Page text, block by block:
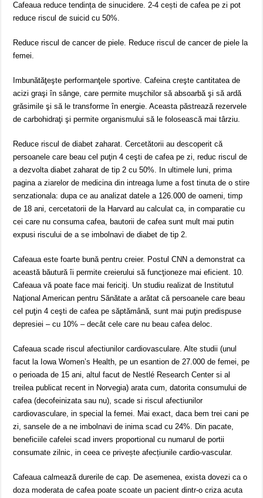
Cafeaua reduce tendința de sinucidere. 2-4 cești de cafea pe zi pot
reduce riscul de suicid cu 50%.
Reduce riscul de cancer de piele. Reduce riscul de cancer de piele la
femei.
Imbunătăţeşte performanţele sportive. Cafeina creşte cantitatea de
acizi graşi în sânge, care permite muşchilor să absoarbă şi să ardă
grăsimile şi să le transforme în energie. Aceasta păstrează rezervele
de carbohidraţi şi permite organismului să le folosească mai târziu.
Reduce riscul de diabet zaharat. Cercetătorii au descoperit că
persoanele care beau cel puţin 4 ceşti de cafea pe zi, reduc riscul de
a dezvolta diabet zaharat de tip 2 cu 50%. In ultimele luni, prima
pagina a ziarelor de medicina din intreaga lume a fost tinuta de o stire
senzationala: dupa ce au analizat datele a 126.000 de oameni, timp
de 18 ani, cercetatorii de la Harvard au calculat ca, in comparatie cu
cei care nu consuma cafea, bautorii de cafea sunt mult mai putin
expusi riscului de a se imbolnavi de diabet de tip 2.
Cafeaua este foarte bună pentru creier. Postul CNN a demonstrat ca
această băutură îi permite creierului să funcţioneze mai eficient. 10.
Cafeaua vă poate face mai fericiţi. Un studiu realizat de Institutul
Naţional American pentru Sănătate a arătat că persoanele care beau
cel puţin 4 ceşti de cafea pe săptămână, sunt mai puţin predispuse
depresiei – cu 10% – decât cele care nu beau cafea deloc.
Cafeaua scade riscul afectiunilor cardiovasculare. Alte studii (unul
facut la Iowa Women’s Health, pe un esantion de 27.000 de femei, pe
o perioada de 15 ani, altul facut de Nestlé Research Center si al
treilea publicat recent in Norvegia) arata cum, datorita consumului de
cafea (decofeinizata sau nu), scade si riscul afectiunilor
cardiovasculare, in special la femei. Mai exact, daca bem trei cani pe
zi, sansele de a ne imbolnavi de inima scad cu 24%. Din pacate,
beneficiile cafelei scad invers proportional cu numarul de portii
consumate zilnic, in ceea ce privește afecțiunile cardio-vascular.
Cafeaua calmează durerile de cap. De asemenea, exista dovezi ca o
doza moderata de cafea poate scoate un pacient dintr-o criza acuta